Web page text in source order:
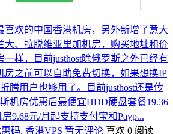
喜欢的中国香港机房，另外新增了意大
大、拉脱维亚里加机房，购买地址和价
样，目前justhost除俄罗斯之外已经有
房之前可以自助免费切换，如果想换IP
腾用户也够用了。目前justhost还是传
机房优惠后最便宜HDD硬盘套餐19.36
9.68元/月起支持支付宝和Payp...
码, 香港VPS 暂无评论 喜欢 0 阅读